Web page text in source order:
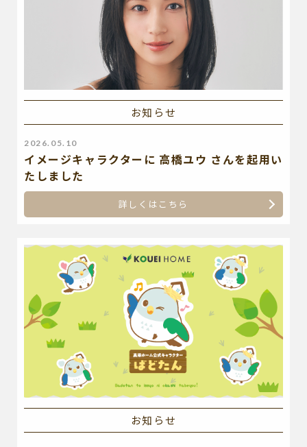
お知らせ
2026.05.10
イメージキャラクターに 高橋ユウ さんを起用い
たしました
詳しくはこちら
お知らせ